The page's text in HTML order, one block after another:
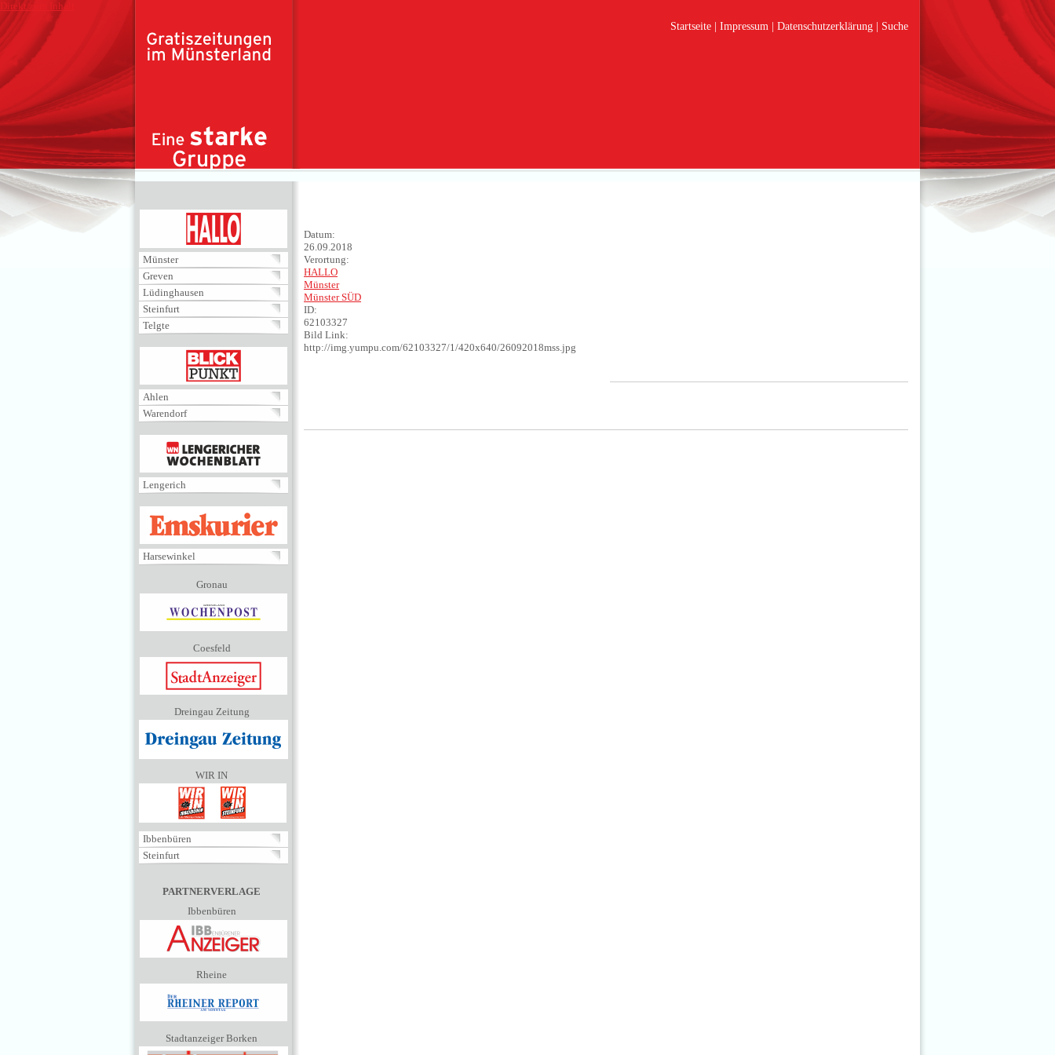
Direkt zum Inhalt
Startseite
Impressum Datenschutzerklärung Suche
Münster
Greven
Lüdinghausen
Steinfurt
Telgte
BLICKPUNKT
Ahlen
Warendorf
MENÜ
Lengerich
EMSKURIER
Harsewinkel
Gronau
Coesfeld
Dreingau Zeitung
WIR IN
Ibbenbüren
Steinfurt
PARTNERVERLAGE
Ibbenbüren
Rheine
Stadtanzeiger Borken
Datum:
26.09.2018
Verortung:
HALLO
Münster
Münster SÜD
ID:
62103327
Bild Link:
http://img.yumpu.com/62103327/1/420x640/26092018mss.jpg